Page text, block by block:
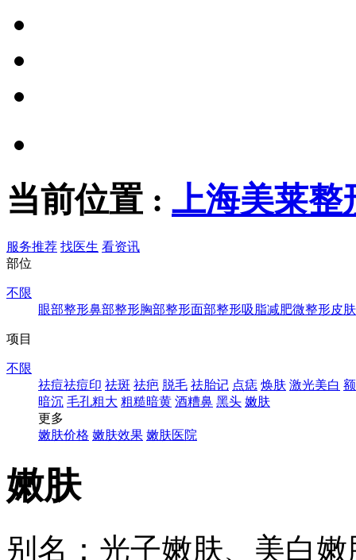
当前位置 : 上海美莱整
服务推荐 找医生 看资讯
部位
不限
眼部整形鼻部整形胸部整形面部整形吸脂减肥微整形皮
项目
不限
祛痘祛痘印 祛斑 祛疤 脱毛 祛胎记 点痣 焕肤 激光美白
暗沉 毛孔粗大 粗糙暗黄 酒糟鼻 黑头 嫩肤
更多
嫩肤价格 嫩肤效果 嫩肤医院
嫩肤
别名：光子嫩肤、美白嫩